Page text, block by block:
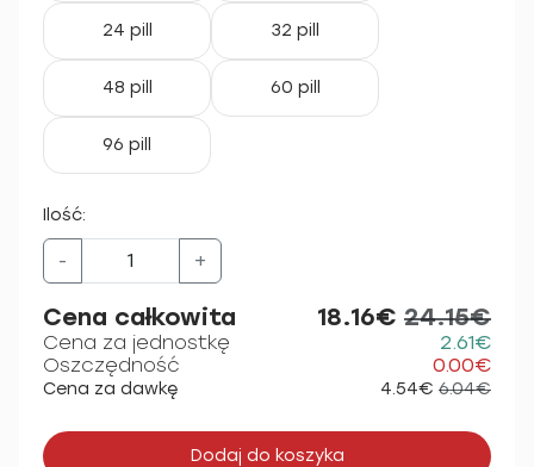
24 pill 32 pill
48 pill 60 pill
96 pill
Ilość:
- +
Cena całkowita 18.16€ 24.15€
Cena za jednostkę
2.61€
Oszczędność
0.00€
Cena za dawkę 4.54€ 6.04€
Dodaj do koszyka